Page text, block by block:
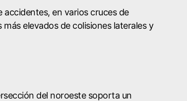
accidentes, en varios cruces de
elevados de colisiones laterales y
del noroeste soporta un